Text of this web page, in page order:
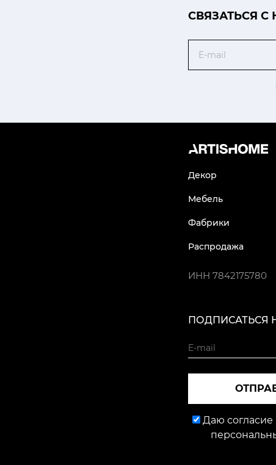
CВЯЗАТЬСЯ С
Декор
Мебель
Фабрики
Распродажа
ИНН 7842175780
ПОДПИСАТЬСЯ
Даю согласие